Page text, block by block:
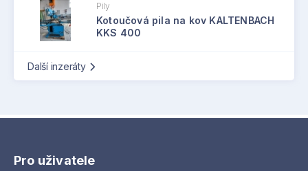
Pily
Kotoučová pila na kov KALTENBACH
KKS 400
Další inzeráty
Pro uživatele